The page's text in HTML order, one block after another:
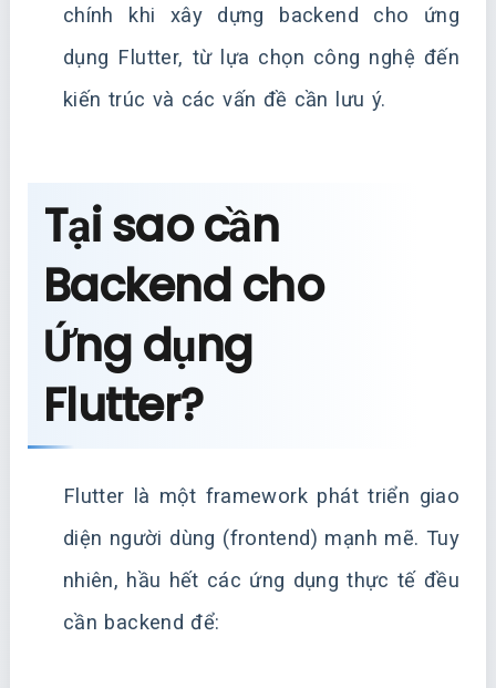
chính khi xây dựng backend cho ứng
dụng Flutter, từ lựa chọn công nghệ đến
kiến trúc và các vấn đề cần lưu ý.
Tại sao cần
Backend cho
Ứng dụng
Flutter?
Flutter là một framework phát triển giao
diện người dùng (frontend) mạnh mẽ. Tuy
nhiên, hầu hết các ứng dụng thực tế đều
cần backend để: